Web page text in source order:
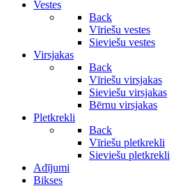
Vestes
Back
Vīriešu vestes
Sieviešu vestes
Virsjakas
Back
Vīriešu virsjakas
Sieviešu virsjakas
Bērnu virsjakas
Pletkrekli
Back
Vīriešu pletkrekli
Sieviešu pletkrekli
Adījumi
Bikses